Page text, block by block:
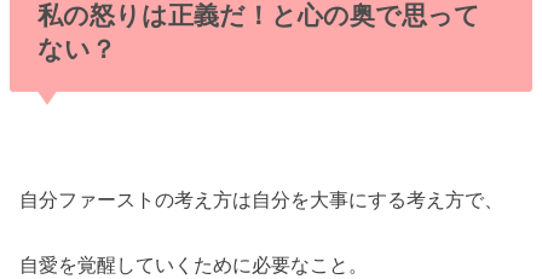
私の怒りは正義だ！と心の奥で思って
ない？
自分ファーストの考え方は自分を大事にする考え方で、
自愛を覚醒していくために必要なこと。